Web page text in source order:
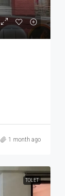
1 month ago
TOLET